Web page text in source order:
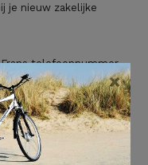
je nieuw zakelijke
Frans telefoonnummer
×